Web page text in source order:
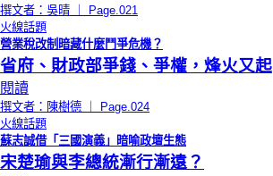
撰文者：吳晴 ｜ Page.021
火線話題
營業稅改制暗藏什麼鬥爭危機？
省府、財政部爭錢、爭權，烽火又起
閱讀
撰文者：陳樹德 ｜ Page.024
火線話題
蘇志誠借「三國演義」暗喻政壇生態
宋楚瑜與李總統漸行漸遠？